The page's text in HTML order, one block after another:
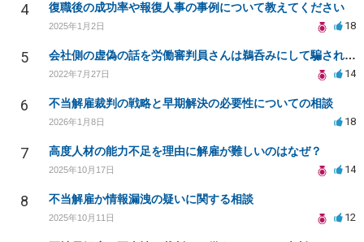
4 復職後の成功率や報復人事の事例について教えてください
2025年1月2日 18
5 会社側の虚偽の話を労働審判員さんは鵜呑みにして騙されてしまいました。
2022年7月27日 14
6 不当解雇裁判の戦略と早期解決の必要性についての相談
2026年1月8日 18
7 高度人材の能力不足を理由に解雇が難しいのはなぜ？
2025年10月17日 14
8 不当解雇か情報漏洩の疑いに関する相談
2025年10月11日 12